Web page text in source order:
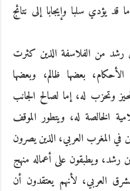
قد يؤدي سلبا وإيجابا إلى نتائج
رشد من الفلاسفة الذين كثرت
بعضها ظالم، وبعضها
وتحزب له، إما لصالح الجانب
الخالصة له، ويتطور الموقف
في المغرب العربي، الذين يصرون
رشد، ويطبقون على أعماله منهج
العربي، لأنهم يعتقدون أن